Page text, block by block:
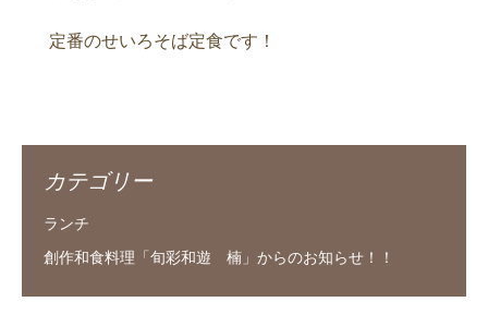
定番のせいろそば定食です！
カテゴリー
ランチ
創作和食料理「旬彩和遊 楠」からのお知らせ！！